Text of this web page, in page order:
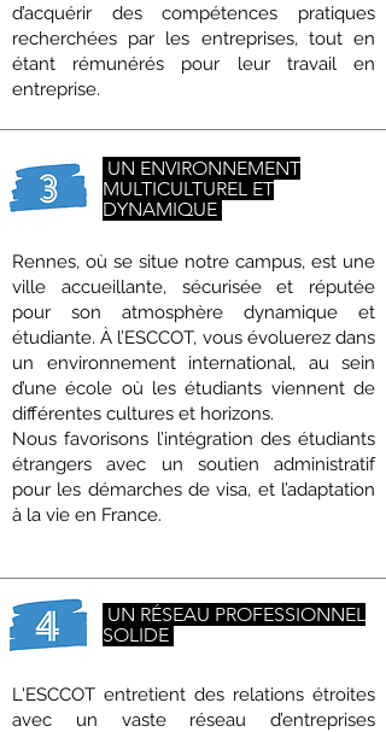
d’acquérir des compétences pratiques
recherchées par les entreprises, tout en
étant rémunérés pour leur travail en
entreprise.
UN ENVIRONNEMENT
MULTICULTUREL ET
DYNAMIQUE
Rennes, où se situe notre campus, est une
ville accueillante, sécurisée et réputée
pour son atmosphère dynamique et
étudiante. À l’ESCCOT, vous évoluerez dans
un environnement international, au sein
d’une école où les étudiants viennent de
différentes cultures et horizons.
Nous favorisons l’intégration des étudiants
étrangers avec un soutien administratif
pour les démarches de visa, et l’adaptation
à la vie en France.
UN RÉSEAU PROFESSIONNEL
SOLIDE
L'ESCCOT entretient des relations étroites
avec un vaste réseau d’entreprises